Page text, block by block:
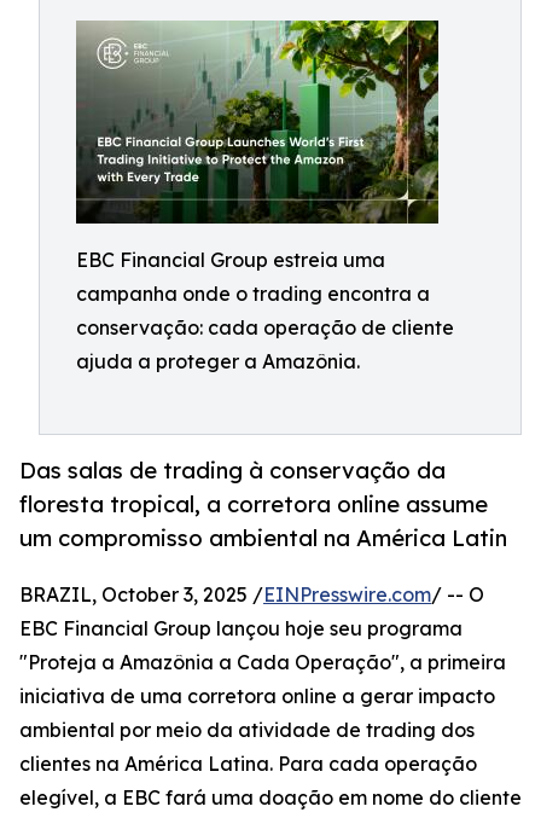
EBC Financial Group estreia uma
campanha onde o trading encontra a
conservação: cada operação de cliente
ajuda a proteger a Amazônia.
Das salas de trading à conservação da
floresta tropical, a corretora online assume
um compromisso ambiental na América Latin
BRAZIL, October 3, 2025 /EINPresswire.com/ -- O
EBC Financial Group lançou hoje seu programa
"Proteja a Amazônia a Cada Operação", a primeira
iniciativa de uma corretora online a gerar impacto
ambiental por meio da atividade de trading dos
clientes na América Latina. Para cada operação
elegível, a EBC fará uma doação em nome do cliente